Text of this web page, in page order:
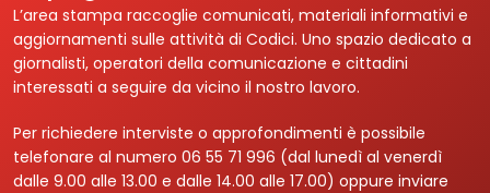
Contatti
Login
L’area stampa raccoglie comunicati, materiali informativi e
aggiornamenti sulle attività di Codici. Uno spazio dedicato a
giornalisti, operatori della comunicazione e cittadini
interessati a seguire da vicino il nostro lavoro.
Per richiedere interviste o approfondimenti è possibile
telefonare al numero 06 55 71 996 (dal lunedì al venerdì
dalle 9.00 alle 13.00 e dalle 14.00 alle 17.00) oppure inviare